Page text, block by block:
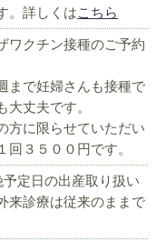
。詳しくはこちら
ワクチン接種のご予約
まで妊婦さんも接種で
大丈夫です。
方に限らせていただい
回３５００円です。
定日の出産取り扱い
診療は従来のままで